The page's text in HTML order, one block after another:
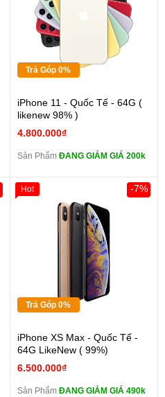
Trả Góp 0%
iPhone 11 - Quốc Tế - 64G (
likenew 98% )
4.800.000₫
Sản Phẩm ĐANG GIẢM GIÁ 200k
Trả Góp 0%
iPhone XS Max - Quốc Tế -
64G LikeNew ( 99%)
6.500.000₫
-7%
Sản Phẩm ĐANG GIẢM GIÁ 490k
Hot